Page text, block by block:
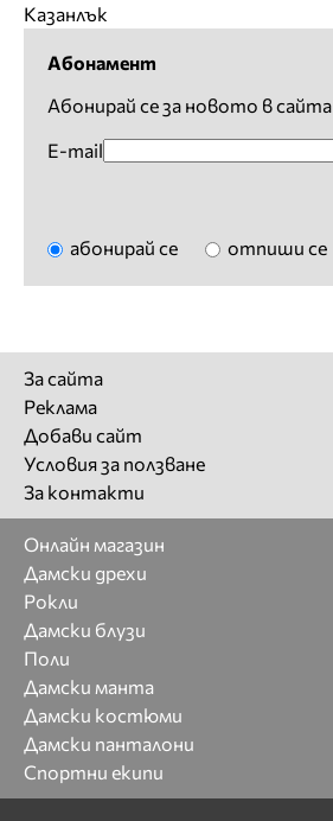
Казанлък
Абонамент
Абонирай се за новото в сайта
E-mail
абонирай се отпиши се
За сайта
Реклама
Добави сайт
Условия за ползване
За контакти
Онлайн магазин
Дамски дрехи
Рокли
Дамски блузи
Поли
Дамски манта
Дамски костюми
Дамски панталони
Спортни екипи